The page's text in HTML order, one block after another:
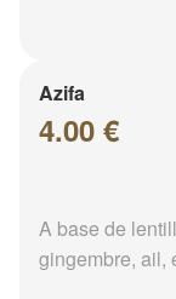
Azifa
4.00 €
A base de
gingembre, ail,